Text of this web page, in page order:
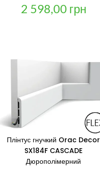
2 598,00 грн
Плінтус гнучкий Orac Decor
SX184F CASCADE
Дюрополімерний